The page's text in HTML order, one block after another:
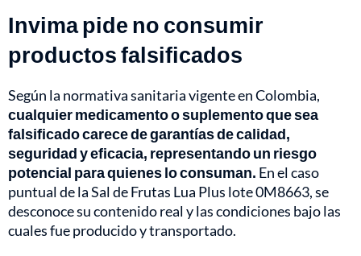
Invima pide no consumir
productos falsificados
Según la normativa sanitaria vigente en Colombia,
cualquier medicamento o suplemento que sea
falsificado carece de garantías de calidad,
seguridad y eficacia, representando un riesgo
potencial para quienes lo consuman. En el caso
puntual de la Sal de Frutas Lua Plus lote 0M8663, se
desconoce su contenido real y las condiciones bajo las
cuales fue producido y transportado.